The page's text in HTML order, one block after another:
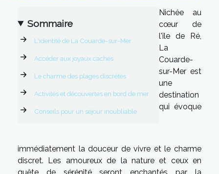
Sommaire
L'identité de La Couarde-sur-Mer
Accéder aux joyaux cachés
Le charme des plages discrètes
Activités et découvertes en bord de mer
Conseils pour un séjour inoubliable
Nichée au
cœur de
l'île de Ré,
La
Couarde-
sur-Mer est
une
destination
qui évoque
immédiatement la douceur de vivre et le charme
discret. Les amoureux de la nature et ceux en
quête de sérénité seront enchantés par la